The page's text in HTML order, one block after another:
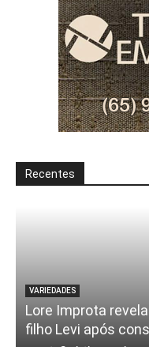
Recentes
VARIEDADES
Lore Improta
filho Levi após